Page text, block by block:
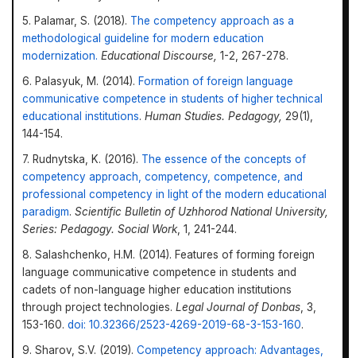
5. Palamar, S. (2018). The competency approach as a
methodological guideline for modern education
modernization. Educational Discourse,1-2, 267-278.
6. Palasyuk, M. (2014). Formation of foreign language
communicative competence in students of higher technical
educational institutions.Human Studies. Pedagogy,29(1),
144-154.
7. Rudnytska, K. (2016). The essence of the concepts of
competency approach, competency, competence, and
professional competency in light of the modern educational
paradigm.Scientific Bulletin of Uzhhorod National University,
Series: Pedagogy. Social Work, 1, 241-244.
8. Salashchenko, H.M. (2014). Features of forming foreign
language communicative competence in students and
cadets of non-language higher education institutions
through project technologies.Legal Journal of Donbas, 3,
153-160.doi: 10.32366/2523-4269-2019-68-3-153-160.
9. Sharov, S.V. (2019).Competency approach: Advantages,